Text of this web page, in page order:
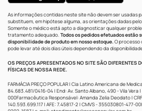
As informações contidas neste site não devem ser usadas
substituem, em hipótese alguma, as orientações dadas
Somente o médico está apto a diagnosticar qualquer
tratamento adequado. Todos os pedidos efetuados estão
disponibilidade de produto em nosso estoque.O processo
pode levar até dois dias úteis dependendo da
OS PREÇOS APRESENTADOS NO SITE SÃO DIFERENTES
FÍSICAS DE NOSSA REDE.
FARMÁCIA PREÇO POPULAR | Cia Latino Americana de
84.683.481/0416-04 | End: Av. Santo Albano, 490 - Vila Vera
000Farmacêutica Responsável: Amanda Zelia Deodato |
140.593.699.117 | AFE: 7.45817-2 | CMVS - 355030801-477-